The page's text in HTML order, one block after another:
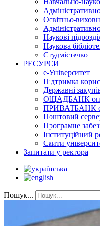
Освітньо-
Наукові
Наукова
Студмістечко
РЕСУРСИ
е-Університет
Підтримка
Державні
ОЩАДБАНК
ПРИВАТБАНК
Поштовий
Програмне
Інституційний
Сайти
Запитати у ректора
Пошук...